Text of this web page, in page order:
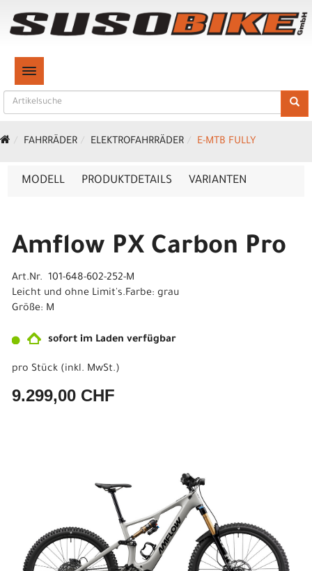
TOGGLE NAVIGATION
FAHRRÄDER ELEKTROFAHRRÄDER E-MTB FULLY
MODELL PRODUKTDETAILS VARIANTEN
Amflow PX Carbon Pro
Art.Nr. 101-648-602-252-M
Leicht und ohne Limit's.Farbe: grau
Größe: M
sofort im Laden verfügbar
pro Stück (inkl. MwSt.)
9.299,00 CHF